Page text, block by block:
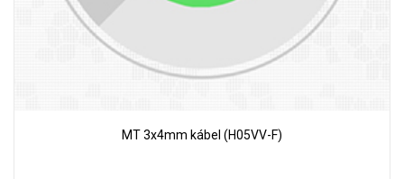
MT 3x4mm kábel (H05VV-F)